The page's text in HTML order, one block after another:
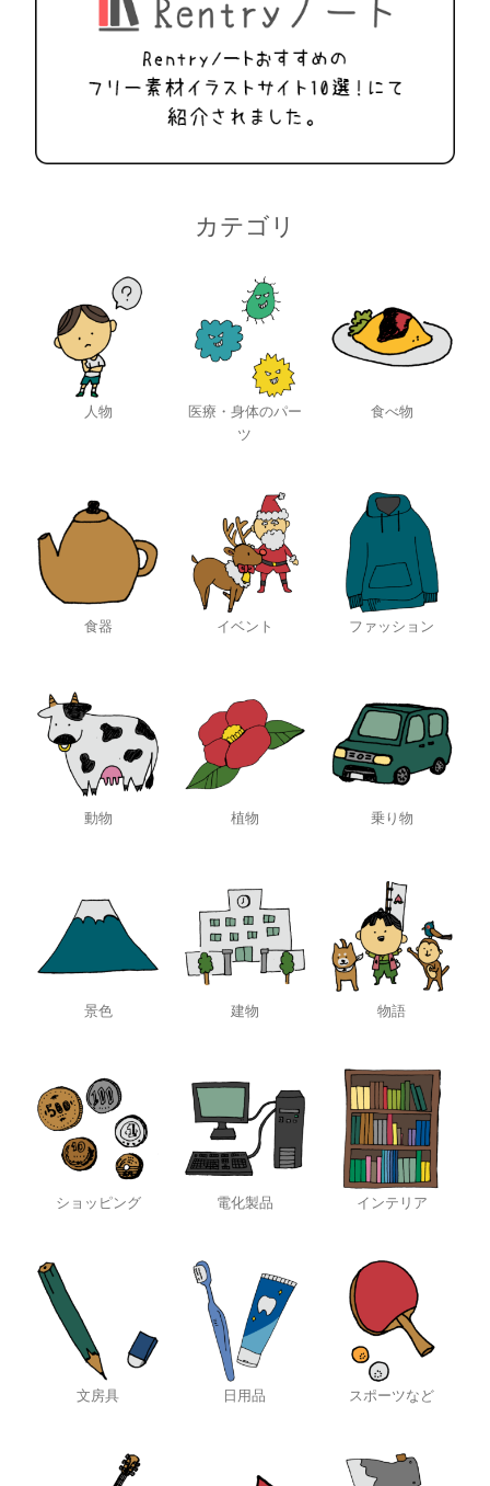
カテゴリ
人物
医療・身体のパー
ツ
食べ物
食器 イベント ファッション
動物 植物 乗り物
景色 建物 物語
ショッピング 電化製品 インテリア
文房具 日用品 スポーツなど